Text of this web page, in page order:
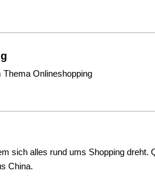
Thema Onlineshopping
sich alles rund ums Shopping dreht.
China.